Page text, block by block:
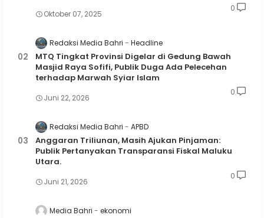
Oktober 07, 2025
0
Redaksi Media Bahri Headline
MTQ Tingkat Provinsi Digelar di Gedung Bawah
Masjid Raya Sofifi, Publik Duga Ada Pelecehan
terhadap Marwah Syiar Islam
Juni 22, 2026
0
Redaksi Media Bahri APBD
Anggaran Triliunan, Masih Ajukan Pinjaman:
Publik Pertanyakan Transparansi Fiskal Maluku
Utara.
Juni 21, 2026
0
Media Bahri ekonomi